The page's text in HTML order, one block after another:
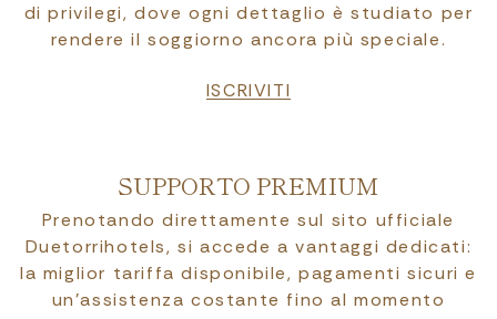
di privilegi, dove ogni dettaglio è studiato per
rendere il soggiorno ancora più speciale.
ISCRIVITI
SUPPORTO PREMIUM
Prenotando direttamente sul sito ufficiale
Duetorrihotels, si accede a vantaggi dedicati:
la miglior tariffa disponibile, pagamenti sicuri e
un’assistenza costante fino al momento